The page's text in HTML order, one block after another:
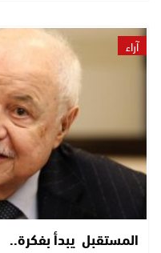
آراء
المستقبل يبدأ بفكرة..